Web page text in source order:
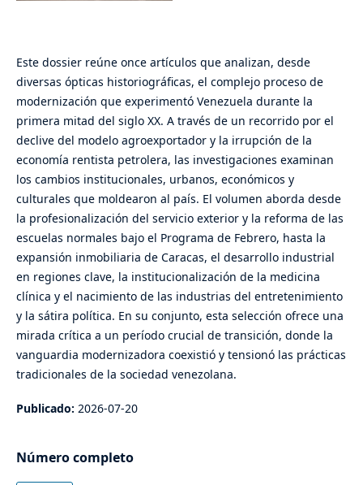
Este dossier reúne once artículos que analizan, desde
diversas ópticas historiográficas, el complejo proceso de
modernización que experimentó Venezuela durante la
primera mitad del siglo XX. A través de un recorrido por el
declive del modelo agroexportador y la irrupción de la
economía rentista petrolera, las investigaciones examinan
los cambios institucionales, urbanos, económicos y
culturales que moldearon al país. El volumen aborda desde
la profesionalización del servicio exterior y la reforma de las
escuelas normales bajo el Programa de Febrero, hasta la
expansión inmobiliaria de Caracas, el desarrollo industrial
en regiones clave, la institucionalización de la medicina
clínica y el nacimiento de las industrias del entretenimiento
y la sátira política. En su conjunto, esta selección ofrece una
mirada crítica a un período crucial de transición, donde la
vanguardia modernizadora coexistió y tensionó las prácticas
tradicionales de la sociedad venezolana.
Publicado: 2026-07-20
Número completo